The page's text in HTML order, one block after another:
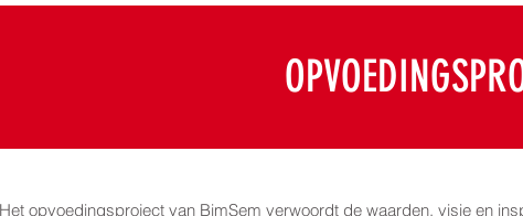
Het opvoedingsproject van BimSem verwoordt de waarden, visie en